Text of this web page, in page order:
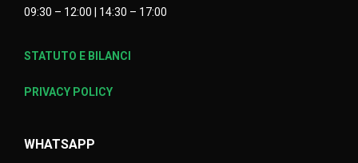
09:30 – 12:00 | 14:30 – 17:00
STATUTO E BILANCI
PRIVACY POLICY
WHATSAPP